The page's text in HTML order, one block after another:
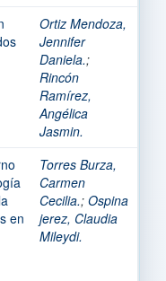
Ortiz Mendoza,
Jennifer
Daniela.;
Rincón
Ramírez,
Angélica
Jasmin.
en
Torres Burza,
Carmen
Cecilia.; Ospina
jerez, Claudia
Mileydi.